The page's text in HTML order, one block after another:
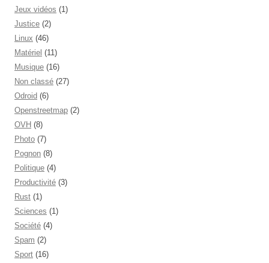
Jeux vidéos (1)
Justice (2)
Linux (46)
Matériel (11)
Musique (16)
Non classé (27)
Odroid (6)
Openstreetmap (2)
OVH (8)
Photo (7)
Pognon (8)
Politique (4)
Productivité (3)
Rust (1)
Sciences (1)
Société (4)
Spam (2)
Sport (16)